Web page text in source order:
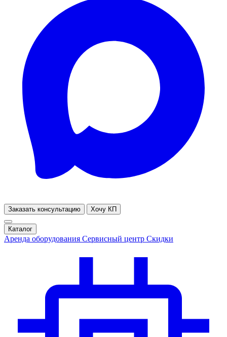
Заказать консультацию Хочу КП
Каталог
Аренда оборудования Сервисный центр Скидки